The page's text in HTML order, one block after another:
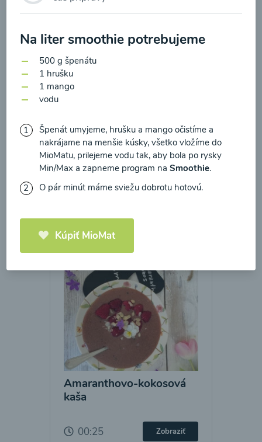
Brokolicové cappuccino
Načítať ďalšie
Amaranthovo-kokosová
kaša
00:25 Zobraziť
Na liter smoothie potrebujeme
500 g špenátu
1 hrušku
1 mango
vodu
Špenát umyjeme, hrušku a mango očistíme a
nakrájame na menšie kúsky, všetko vložíme do
MioMatu, prilejeme vodu tak, aby bola po rysky
Min/Max a zapneme program naSmoothie.
O pár minút máme sviežu dobrotu hotovú.
Kúpiť MioMat
údajova súhlasím s nimi.